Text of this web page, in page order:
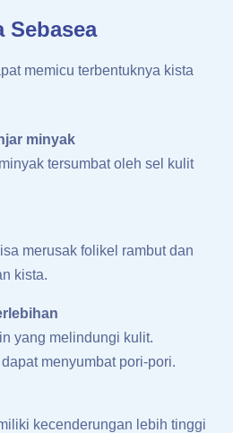
Sebasea
memicu terbentuknya kista
minyak
tersumbat oleh sel kulit
merusak folikel rambut dan
kista.
yang melindungi kulit.
menyumbat pori-pori.
kecenderungan lebih tinggi